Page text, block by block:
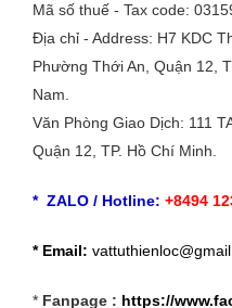
Mã số thuế - Tax code:
Địa chỉ - Address: H7 KDC
Phường Thới An, Quận 12,
Nam.
Văn Phòng Giao Dịch: 111
Quận 12, TP. Hồ Chí Minh.
* ZALO / Hotline: +8494
* Email:
* Fanpage : https://